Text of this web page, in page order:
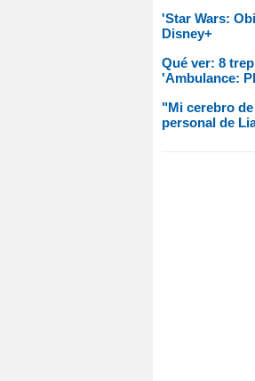
'Star Wars:
Disney+
Qué ver: 8
'Ambulance:
"Mi cerebro
personal de